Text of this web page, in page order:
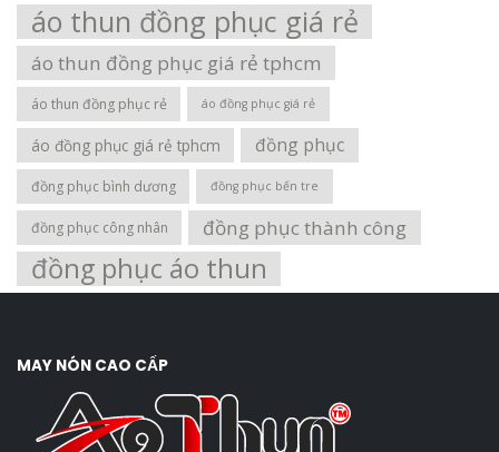
áo thun đồng phục giá rẻ
áo thun đồng phục giá rẻ tphcm
áo thun đồng phục rẻ áo đồng phục giá rẻ
áo đồng phục giá rẻ tphcm đồng phục
đồng phục bình dương đồng phục bến tre
đồng phục công nhân đồng phục thành công
đồng phục áo thun
MAY NÓN CAO CẤP